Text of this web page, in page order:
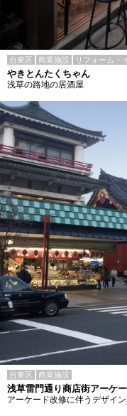
台東区 商業施設 リフォーム・
やきとんたくちゃん
浅草の路地の居酒屋
台東区 商業施設
浅草雷門通り商店街アーケ
アーケード改修に伴うデザイ